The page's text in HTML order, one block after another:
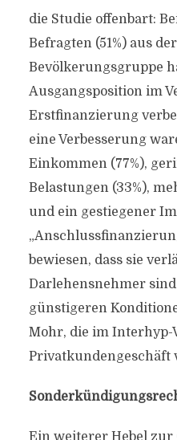
die Studie offenbart:
Befragten (51%) aus
Bevölkerungsgruppe
Ausgangsposition im
Erstfinanzierung
eine Verbesserung
Einkommen (77%),
Belastungen (33%),
und ein gestiegener
bewiesen, dass sie
Darlehensnehmer
günstigeren
Mohr, die im Interhyp-
Privatkundengeschäft
Ein weiterer Hebel